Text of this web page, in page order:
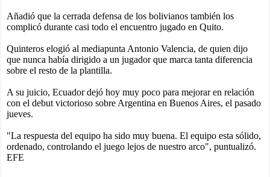
Añadió que la cerrada defensa de los bolivianos también los
complicó durante casi todo el encuentro jugado en Quito.
Quinteros elogió al mediapunta Antonio Valencia, de quien dijo
que nunca había dirigido a un jugador que marca tanta diferencia
sobre el resto de la plantilla.
A su juicio, Ecuador dejó hoy muy poco para mejorar en relación
con el debut victorioso sobre Argentina en Buenos Aires, el pasado
jueves.
"La respuesta del equipo ha sido muy buena. El equipo esta sólido,
ordenado, controlando el juego lejos de nuestro arco", puntualizó.
EFE